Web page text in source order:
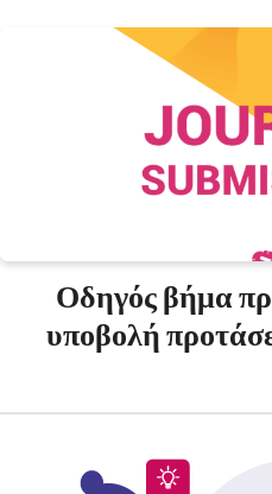
Οδηγός βήμα
υποβολή